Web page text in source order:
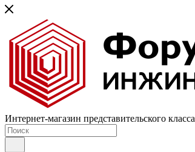
Интернет-магазин представительского класса